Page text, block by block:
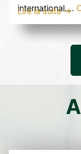
international.…
Lire la suite →